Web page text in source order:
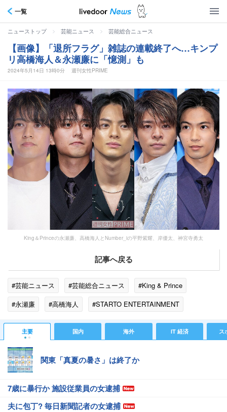
一覧
ニューストップ > 芸能ニュース > 芸能総合ニュース
【画像】「退所フラグ」雑誌の連載終了へ…キンプ
リ高橋海人＆永瀬廉に「憶測」も
2024年5月14日 13時0分 週刊女性PRIME
King＆Princeの永瀬廉、高橋海人とNumber_iの平野紫耀、岸優太、神宮寺勇太
記事へ戻る
#芸能ニュース #芸能総合ニュース
#King & Prince
#永瀬廉
#高橋海人
#STARTO ENTERTAINMENT
#平野紫耀
#神宮寺勇太 #岸優太
#TOBE
#元ジャニーズ
#ゴシップ #エンタメ・芸能ニュース
主要 国内 海外 IT 経済 ス
関東「真夏の暑さ」は終了か
7歳に暴行か 施設従業員の女逮捕
夫に包丁? 毎日新聞記者の女逮捕